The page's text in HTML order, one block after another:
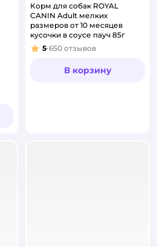
Корм для собак ROYAL
CANIN Adult мелких
размеров от 10 месяцев
кусочки в соусе пауч 85г
Рейтинг:
5 650 отзывов
В корзину